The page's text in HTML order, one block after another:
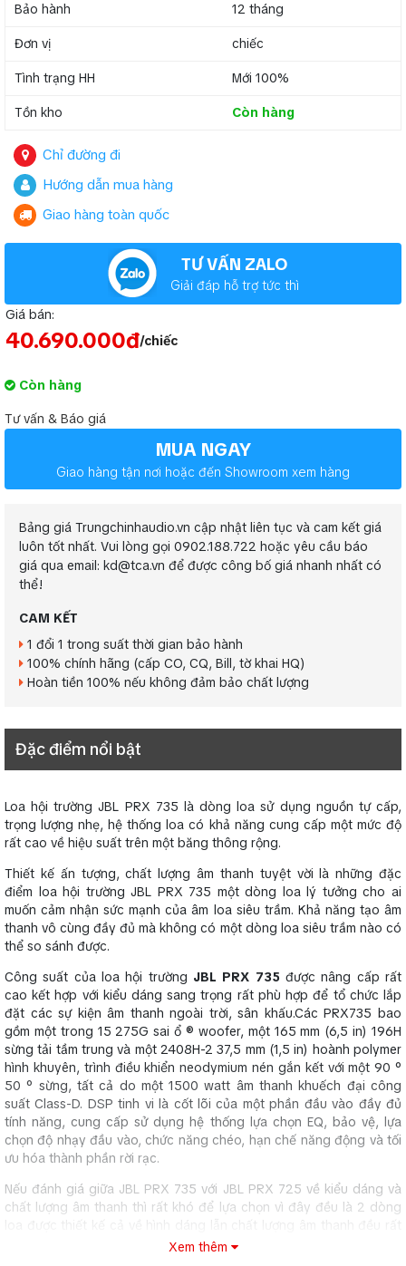
Bảo hành 12 tháng
Đơn vị chiếc
Tình trạng HH Mới 100%
Tồn kho Còn hàng
Chỉ đường đi
Hướng dẫn mua hàng
Giao hàng toàn quốc
TƯ VẤN ZALO
Giải đáp hỗ trợ tức thì
Giá bán:
40.690.000đ/chiếc
Còn hàng
Tư vấn & Báo giá
MUA NGAY
Giao hàng tận nơi hoặc đến Showroom xem hàng
Bảng giá Trungchinhaudio.vn cập nhật liên tục và cam kết giá
luôn tốt nhất. Vui lòng gọi 0902.188.722 hoặc yêu cầu báo
giá qua email: kd@tca.vn để được công bố giá nhanh nhất có
thể!
CAM KẾT
1 đổi 1 trong suất thời gian bảo hành
100% chính hãng (cấp CO, CQ, Bill, tờ khai HQ)
Hoàn tiền 100% nếu không đảm bảo chất lượng
Đặc điểm nổi bật
Loa hội trường JBL PRX 735 là dòng loa sử dụng nguồn tự cấp,
trọng lượng nhẹ, hệ thống loa có khả năng cung cấp một mức độ
rất cao về hiệu suất trên một băng thông rộng.
Thiết kế ấn tượng, chất lượng âm thanh tuyệt vời là những đặc
điểm loa hội trường JBL PRX 735 một dòng loa lý tưởng cho ai
muốn cảm nhận sức mạnh của âm loa siêu trầm. Khả năng tạo âm
thanh vô cùng đầy đủ mà không có một dòng loa siêu trầm nào có
thể so sánh được.
Công suất của loa hội trường JBL PRX 735 được nâng cấp rất
cao kết hợp với kiểu dáng sang trọng rất phù hợp để tổ chức lắp
đặt các sự kiện âm thanh ngoài trời, sân khấu.Các PRX735 bao
gồm một trong 15 275G sai ổ ® woofer, một 165 mm (6,5 in) 196H
sừng tải tầm trung và một 2408H-2 37,5 mm (1,5 in) hoành polymer
hình khuyên, trình điều khiển neodymium nén gắn kết với một 90 °
50 ° sừng, tất cả do một 1500 watt âm thanh khuếch đại công
suất Class-D. DSP tinh vi là cốt lõi của một phần đầu vào đầy đủ
tính năng, cung cấp sử dụng hệ thống lựa chọn EQ, bảo vệ, lựa
chọn độ nhạy đầu vào, chức năng chéo, hạn chế năng động và tối
ưu hóa thành phần rời rạc.
Nếu đánh giá giữa JBL PRX 735 với JBL PRX 725 về kiểu dáng và
chất lượng âm thanh thì rất khó để lựa chọn vì đây đều là 2 dòng
hoàn hảo. Với tất cả các phạm vi đầy đủ các hệ thống PRX700
Xem thêm